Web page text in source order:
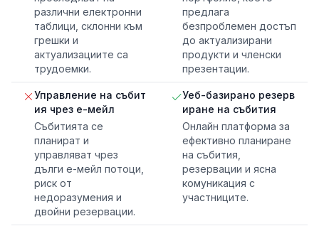
различни електронни
таблици, склонни към
грешки и
актуализациите са
трудоемки.
предлага
безпроблемен достъп
до актуализирани
продукти и членски
презентации.
Управление на събит
ия чрез е-мейл
Събитията се
планират и
управляват чрез
дълги е-мейл потоци,
риск от
недоразумения и
двойни резервации.
Уеб-базирано резерв
иране на събития
Онлайн платформа за
ефективно планиране
на събития,
резервации и ясна
комуникация с
участниците.